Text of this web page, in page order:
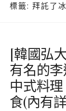
標籤: 拜託了
[韓國弘
有名的
中式料
食(內有